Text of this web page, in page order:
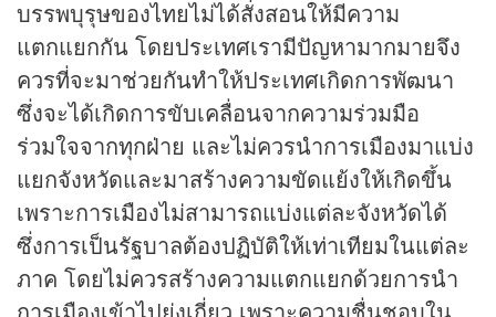
บรรพบุรุษของไทยไม่ได้สั่งสอนให้มีความ
แตกแยกกัน โดยประเทศเรามีปัญหามากมายจึง
ควรที่จะมาช่วยกันทำให้ประเทศเกิดการพัฒนา
ซึ่งจะได้เกิดการขับเคลื่อนจากความร่วมมือ
ร่วมใจจากทุกฝ่าย และไม่ควรนำการเมืองมาแบ่ง
แยกจังหวัดและมาสร้างความขัดแย้งให้เกิดขึ้น
เพราะการเมืองไม่สามารถแบ่งแต่ละจังหวัดได้
ซึ่งการเป็นรัฐบาลต้องปฏิบัติให้เท่าเทียมในแต่ละ
ภาค โดยไม่ควรสร้างความแตกแยกด้วยการนำ